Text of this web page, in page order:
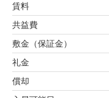
賃料
共益費
敷金（保証金）
礼金
償却